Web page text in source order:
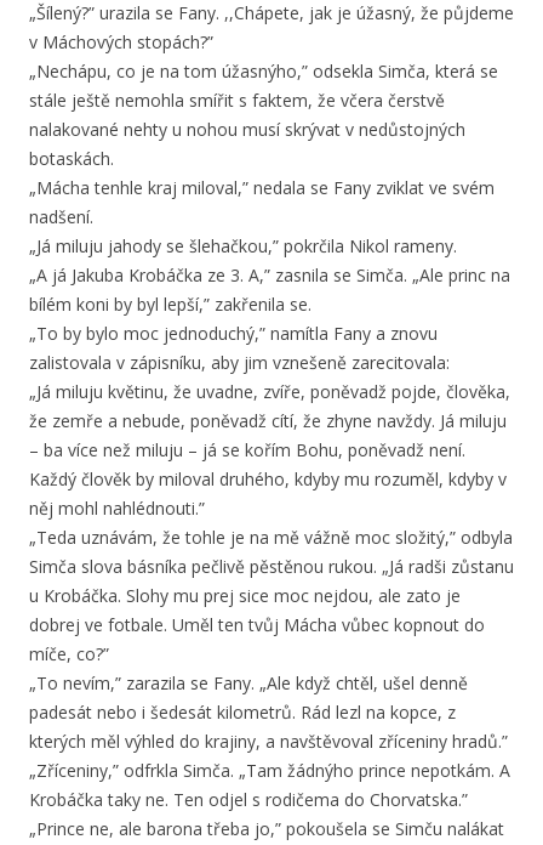
„Šílený?” urazila se Fany. ,,Chápete, jak je úžasný, že půjdeme
v Máchových stopách?”
„Nechápu, co je na tom úžasnýho,” odsekla Simča, která se
stále ještě nemohla smířit s faktem, že včera čerstvě
nalakované nehty u nohou musí skrývat v nedůstojných
botaskách.
„Mácha tenhle kraj miloval,” nedala se Fany zviklat ve svém
nadšení.
„Já miluju jahody se šlehačkou,” pokrčila Nikol rameny.
„A já Jakuba Krobáčka ze 3. A,” zasnila se Simča. „Ale princ na
bílém koni by byl lepší,” zakřenila se.
„To by bylo moc jednoduchý,” namítla Fany a znovu
zalistovala v zápisníku, aby jim vznešeně zarecitovala:
„Já miluju květinu, že uvadne, zvíře, poněvadž pojde, člověka,
že zemře a nebude, poněvadž cítí, že zhyne navždy. Já miluju
– ba více než miluju – já se kořím Bohu, poněvadž není.
Každý člověk by miloval druhého, kdyby mu rozuměl, kdyby v
něj mohl nahlédnouti.”
„Teda uznávám, že tohle je na mě vážně moc složitý,” odbyla
Simča slova básníka pečlivě pěstěnou rukou. „Já radši zůstanu
u Krobáčka. Slohy mu prej sice moc nejdou, ale zato je
dobrej ve fotbale. Uměl ten tvůj Mácha vůbec kopnout do
míče, co?”
„To nevím,” zarazila se Fany. „Ale když chtěl, ušel denně
padesát nebo i šedesát kilometrů. Rád lezl na kopce, z
kterých měl výhled do krajiny, a navštěvoval zříceniny hradů.”
„Zříceniny,” odfrkla Simča. „Tam žádnýho prince nepotkám. A
Krobáčka taky ne. Ten odjel s rodičema do Chorvatska.”
„Prince ne, ale barona třeba jo,” pokoušela se Simču nalákat